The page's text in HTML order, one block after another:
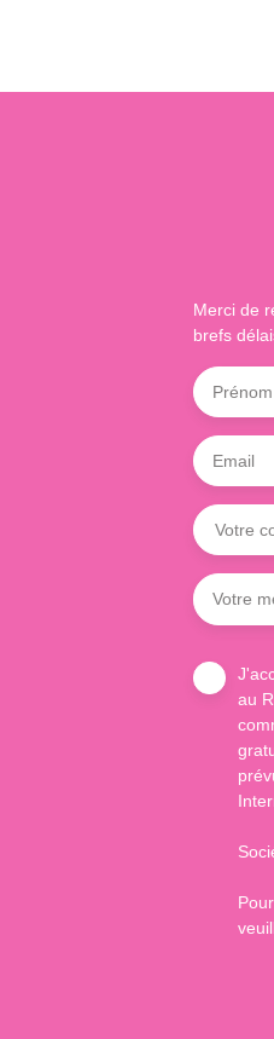
Merci de
brefs
Prénom
Email
Votre
Votre
au